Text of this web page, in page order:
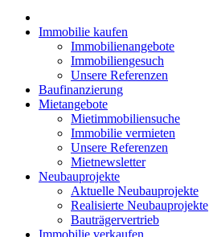
Immobilie kaufen
Immobilienangebote
Immobiliengesuch
Unsere Referenzen
Baufinanzierung
Mietangebote
Mietimmobiliensuche
Immobilie vermieten
Unsere Referenzen
Mietnewsletter
Neubauprojekte
Aktuelle Neubauprojekte
Realisierte Neubauprojekte
Bauträgervertrieb
Immobilie verkaufen